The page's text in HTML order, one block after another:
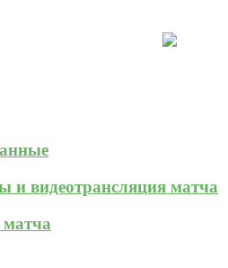
и видеотрансляция матча